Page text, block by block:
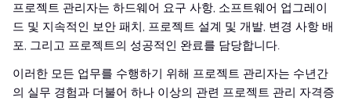
프로젝트 관리자는 하드웨어 요구 사항, 소프트웨어 업그레이
드 및 지속적인 보안 패치, 프로젝트 설계 및 개발, 변경 사항 배
포, 그리고 프로젝트의 성공적인 완료를 담당합니다.
이러한 모든 업무를 수행하기 위해 프로젝트 관리자는 수년간
의 실무 경험과 더불어 하나 이상의 관련 프로젝트 관리 자격증